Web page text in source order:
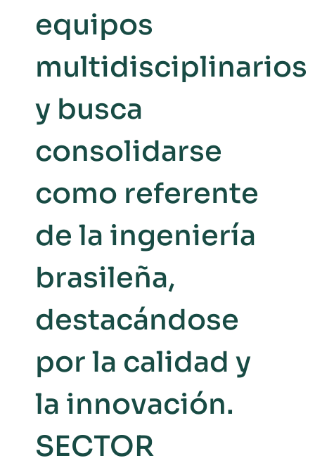
equipos
multidisciplinarios
y busca
consolidarse
como referente
de la ingeniería
brasileña,
destacándose
por la calidad y
la innovación.
SECTOR